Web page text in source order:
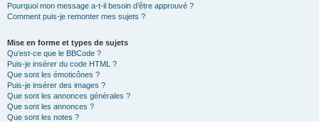
Pourquoi mon message a-t-il besoin d’être approuvé ?
Comment puis-je remonter mes sujets ?
Mise en forme et types de sujets
Qu’est-ce que le BBCode ?
Puis-je insérer du code HTML ?
Que sont les émoticônes ?
Puis-je insérer des images ?
Que sont les annonces générales ?
Que sont les annonces ?
Que sont les notes ?